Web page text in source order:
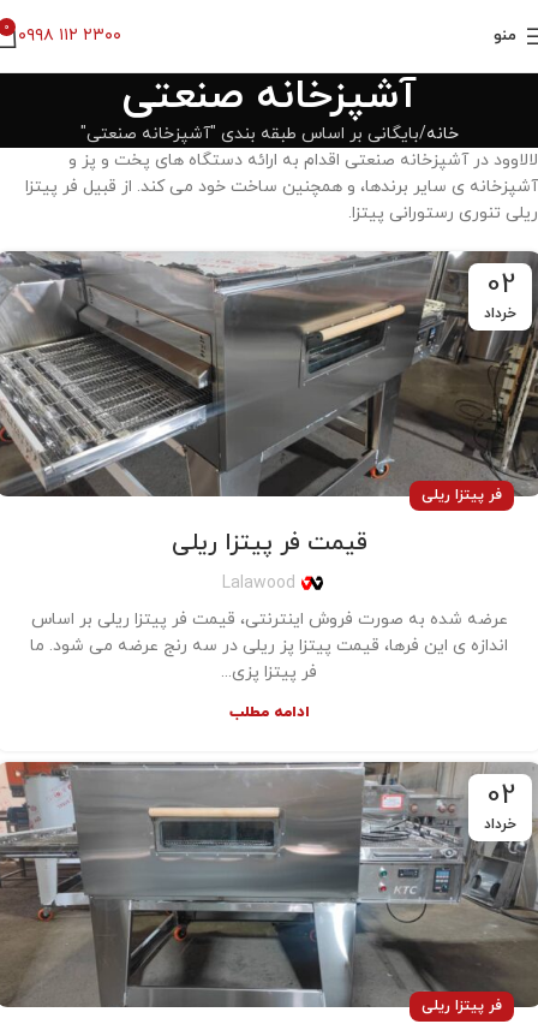
منو ۰۹۹۸ ۱۱۲ ۲۳۰۰ 0
آشپزخانه صنعتی
خانه بایگانی بر اساس طبقه بندی "آشپزخانه صنعتی"
لالاوود در آشپزخانه صنعتی اقدام به ارائه دستگاه های پخت و پز و
آشپزخانه ی سایر برندها، و همچنین ساخت خود می کند. از قبیل فر پیتزا
ریلی تنوری رستورانی پیتزا.
02
خرداد
فر پیتزا ریلی
قیمت فر پیتزا ریلی
Lalawood
عرضه شده به صورت فروش اینترنتی، قیمت فر پیتزا ریلی بر اساس
اندازه ی این فرها، قیمت پیتزا پز ریلی در سه رنج عرضه می شود. ما
فر پیتزا پزی...
ادامه مطلب
02
خرداد
فر پیتزا ریلی